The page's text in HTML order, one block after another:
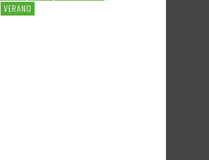
VERANO